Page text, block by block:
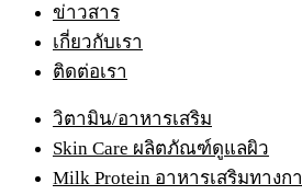
ข่าวสาร
เกี่ยวกับเรา
ติดต่อเรา
วิตามิน/อาหารเสริม
Skin Care ผลิตภัณฑ์ดูแลผิว
Milk Protein อาหารเสริมทาง